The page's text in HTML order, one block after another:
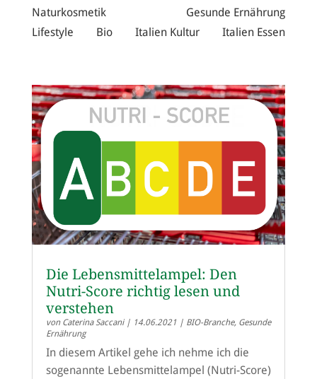
Naturkosmetik
Gesunde Ernährung
Lifestyle
Bio Italien Kultur Italien Essen
Die Lebensmittelampel: Den
Nutri-Score richtig lesen und
verstehen
von Caterina Saccani| 14.06.2021 | BIO-Branche, Gesunde
Ernährung
In diesem Artikel gehe ich nehme ich die
sogenannte Lebensmittelampel (Nutri-Score)